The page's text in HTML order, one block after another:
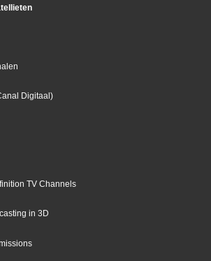
Digitaal)
TV Channels
in 3D